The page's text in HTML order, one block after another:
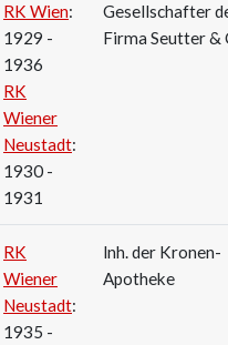
RK Wien:
1929 -
1936
RK
Wiener
Neustadt:
1930 -
1931
Gesellschafter
Firma Seutter &
RK
Wiener
Neustadt:
1935 -
lnh. der Kronen-
Apotheke